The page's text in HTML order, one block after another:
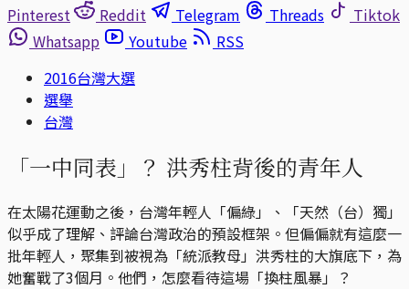
Pinterest
Reddit Telegram Threads
Tiktok
Whatsapp
Youtube
RSS
2016台灣大選
選舉
台灣
「一中同表」？ 洪秀柱背後的青年人
在太陽花運動之後，台灣年輕人「偏綠」、「天然（台）獨」
似乎成了理解、評論台灣政治的預設框架。但偏偏就有這麼一
批年輕人，聚集到被視為「統派教母」洪秀柱的大旗底下，為
她奮戰了3個月。他們，怎麼看待這場「換柱風暴」？